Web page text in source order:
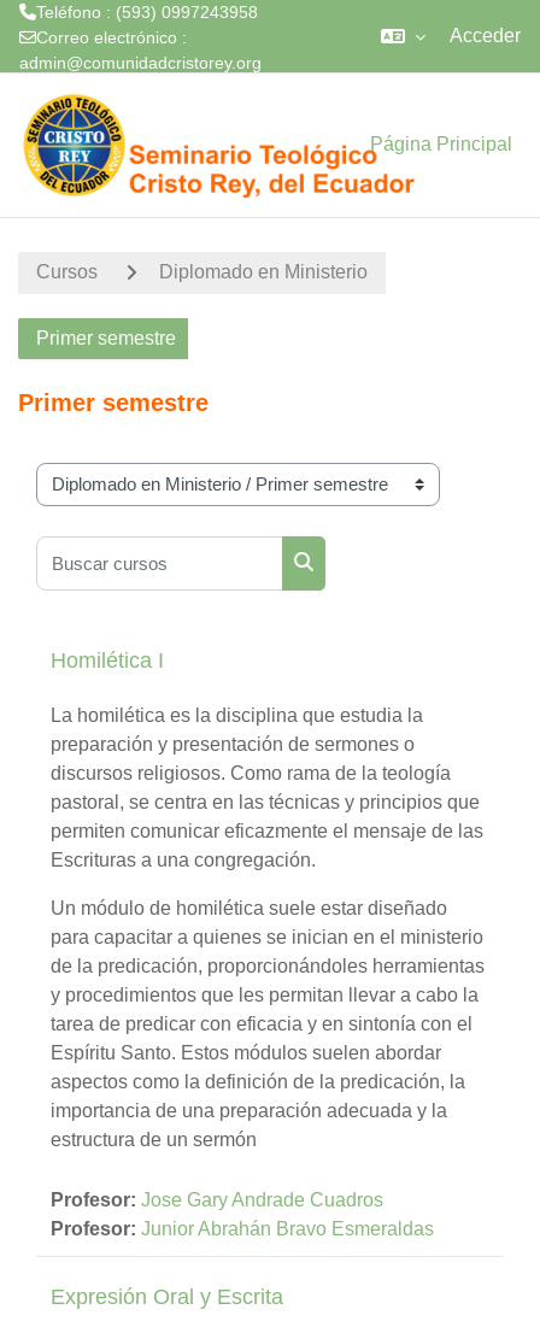
Teléfono : (593) 0997243958
Correo electrónico :
admin@comunidadcristorey.org
Acceder
Página Principal
Cursos Diplomado en Ministerio
Primer semestre
Primer semestre
Categorías de curso
Buscar cursos
Buscar cursos
Homilética I
La homilética es la disciplina que estudia la
preparación y presentación de sermones o
discursos religiosos. Como rama de la teología
pastoral, se centra en las técnicas y principios que
permiten comunicar eficazmente el mensaje de las
Escrituras a una congregación.
Un módulo de homilética suele estar diseñado
para capacitar a quienes se inician en el ministerio
de la predicación, proporcionándoles herramientas
y procedimientos que les permitan llevar a cabo la
tarea de predicar con eficacia y en sintonía con el
Espíritu Santo. Estos módulos suelen abordar
aspectos como la definición de la predicación, la
importancia de una preparación adecuada y la
estructura de un sermón
Profesor: Jose Gary Andrade Cuadros
Profesor: Junior Abrahán Bravo Esmeraldas
Expresión Oral y Escrita